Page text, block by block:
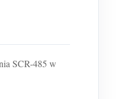
SCR-485 w